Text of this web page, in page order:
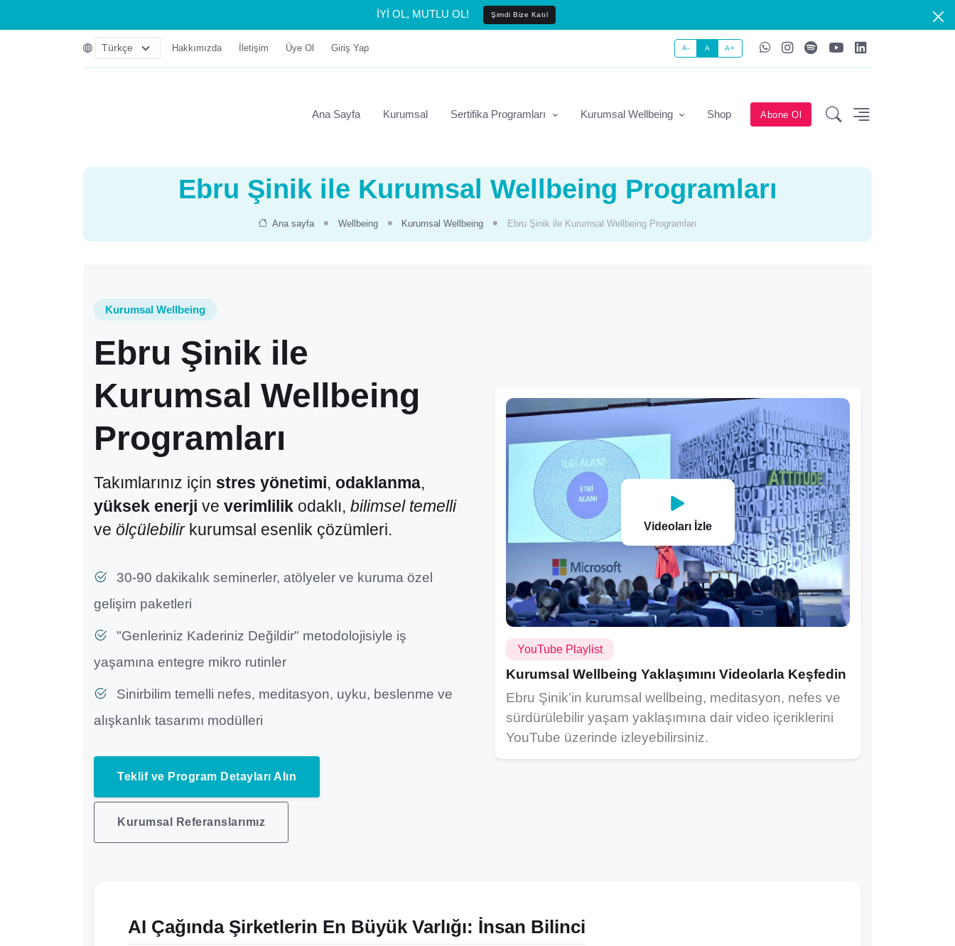
İYİ OL, MUTLU OL! Şimdi Bize Katıl
Hakkımızda İletişim Üye Ol Giriş Yap A- A A+
Ana Sayfa Kurumsal Sertifika Programları Kurumsal Wellbeing Shop Abone Ol
Ebru Şinik ile Kurumsal Wellbeing Programları
Ana sayfa Wellbeing Kurumsal Wellbeing Ebru Şinik ile Kurumsal Wellbeing Programları
Kurumsal Wellbeing
Ebru Şinik ile
Kurumsal Wellbeing
Programları
Takımlarınız için stres yönetimi, odaklanma,
yüksek enerji ve verimlilik odaklı, bilimsel temelli
ve ölçülebilirkurumsal esenlik çözümleri.
30-90 dakikalık seminerler, atölyeler ve kuruma özel
gelişim paketleri
"Genleriniz Kaderiniz Değildir" metodolojisiyle iş
yaşamına entegre mikro rutinler
Sinirbilim temelli nefes, meditasyon, uyku, beslenme ve
alışkanlık tasarımı modülleri
Teklif ve Program Detayları Alın
Kurumsal Referanslarımız
Videoları İzle
YouTube Playlist
Kurumsal Wellbeing Yaklaşımını Videolarla Keşfedin
Ebru Şinik’in kurumsal wellbeing, meditasyon, nefes ve
sürdürülebilir yaşam yaklaşımına dair video içeriklerini
YouTube üzerinde izleyebilirsiniz.
AI Çağında Şirketlerin En Büyük Varlığı: İnsan Bilinci